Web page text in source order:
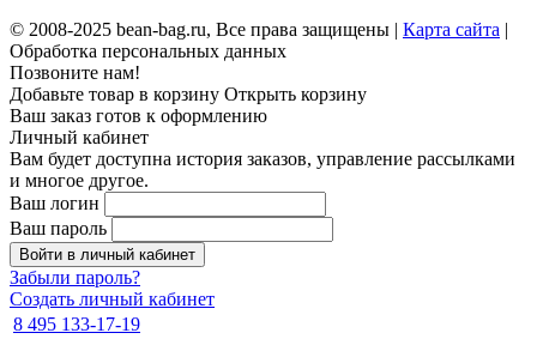
© 2008-2025 bean-bag.ru, Все права защищены | Карта сайта |
Обработка персональных данных
Позвоните нам!
Добавьте товар в корзину Открыть корзину
Ваш заказ готов к оформлению
Личный кабинет
Вам будет доступна история заказов, управление рассылками
и многое другое.
Ваш логин
Ваш пароль
Войти в личный кабинет
Забыли пароль?
Создать личный кабинет
8 495 133-17-19